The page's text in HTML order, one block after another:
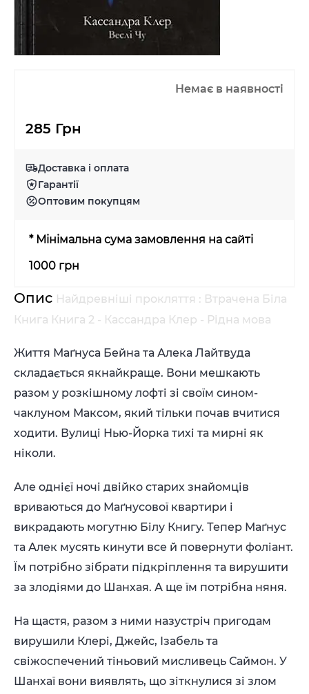
Немає в наявності
285 Грн
Доставка і оплата
Гарантії
Оптовим покупцям
* Мінімальна сума замовлення на сайті
1000 грн
Опис Найдревніші прокляття : Втрачена Біла
Книга Книга 2 - Кассандра Клер - Рідна мова
Життя Маґнуса Бейна та Алека Лайтвуда
складається якнайкраще. Вони мешкають
разом у розкішному лофті зі своїм сином-
чаклуном Максом, який тільки почав вчитися
ходити. Вулиці Нью-Йорка тихі та мирні як
ніколи.
Але однієї ночі двійко старих знайомців
вриваються до Маґнусової квартири і
викрадають могутню Білу Книгу. Тепер Маґнус
та Алек мусять кинути все й повернути фоліант.
Їм потрібно зібрати підкріплення та вирушити
за злодіями до Шанхая. А ще їм потрібна няня.
На щастя, разом з ними назустріч пригодам
вирушили Клері, Джейс, Ізабель та
свіжоспечений тіньовий мисливець Саймон. У
Шанхаї вони виявлять, що зіткнулися зі злом